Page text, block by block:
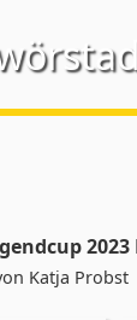
Katja Probst